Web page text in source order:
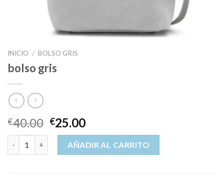
INICIO / BOLSO GRIS
bolso gris
€40.00 €25.00
AÑADIR AL CARRITO